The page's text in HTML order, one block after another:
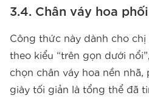
3.4. Chân váy hoa
Công thức này dành cho chị
theo kiểu “trên gọn dưới
chọn chân váy hoa nền
giày tối giản là tổng thể đã